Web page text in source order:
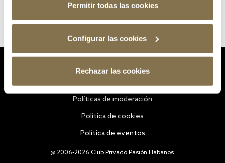
Permitir todas las cookies
Configurar las cookies
Rechazar las cookies
@ 2006-2026 Club Privado Pasión Habanos.
Políticas de moderación
Política de cookies
Política de eventos